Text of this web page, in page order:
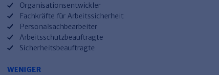
Organisationsentwickler
Fachkräfte für Arbeitssicherheit
Personalsachbearbeiter
Arbeitsschutzbeauftragte
Sicherheitsbeauftragte
WENIGER